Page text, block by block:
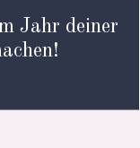
Jahr deiner